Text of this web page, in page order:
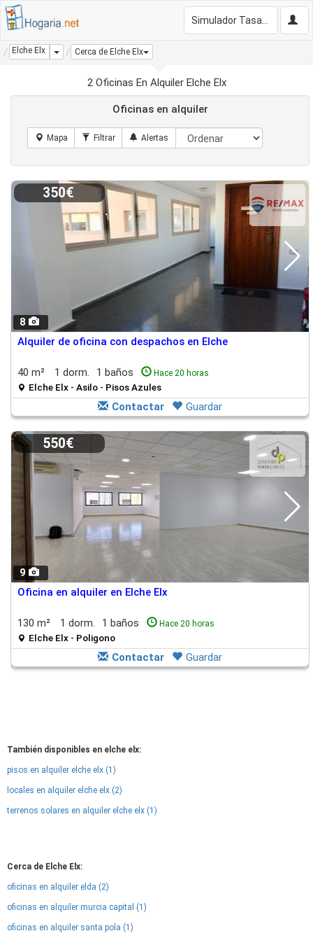
Elche Elx Dropdown
Cerca de Elche Elx
2 Oficinas En Alquiler Elche Elx
Oficinas en alquiler
8
350€
Alquiler de oficina con despachos en Elche
40 m² 1 dorm. 1 baños Hace 20 horas
Elche Elx - Asilo - Pisos Azules
Contactar Guardar
9
550€
Oficina en alquiler en Elche Elx
130 m² 1 dorm. 1 baños Hace 20 horas
Elche Elx - Poligono
Contactar Guardar
También disponibles en elche elx:
pisos en alquiler elche elx (1)
locales en alquiler elche elx (2)
terrenos solares en alquiler elche elx (1)
Cerca de Elche Elx:
oficinas en alquiler elda (2)
oficinas en alquiler murcia capital (1)
oficinas en alquiler santa pola (1)